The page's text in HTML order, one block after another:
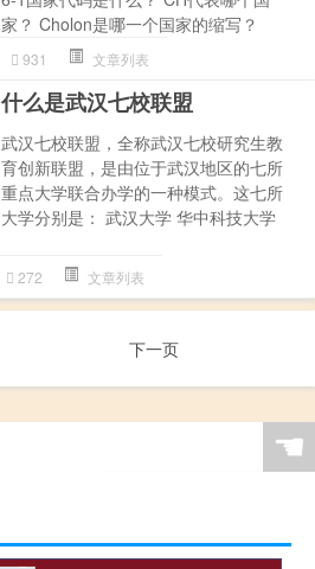
家？ Cholon是哪一个国家的缩写？
931 文章列表
什么是武汉七校联盟
武汉七校联盟，全称武汉七校研究生教
育创新联盟，是由位于武汉地区的七所
重点大学联合办学的一种模式。这七所
大学分别是： 武汉大学 华中科技大学
272 文章列表
下一页
☚